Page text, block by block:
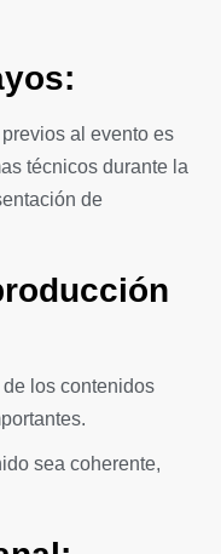
al evento es
técnicos durante la
de
los contenidos
sea coherente,